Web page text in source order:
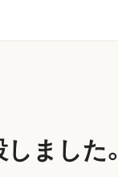
ました。